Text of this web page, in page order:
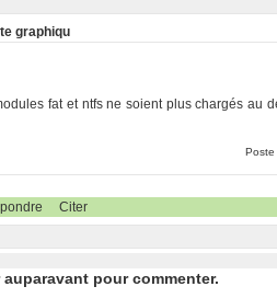
graphiqu
fat et ntfs ne soient plus chargés au
Citer
pour commenter.